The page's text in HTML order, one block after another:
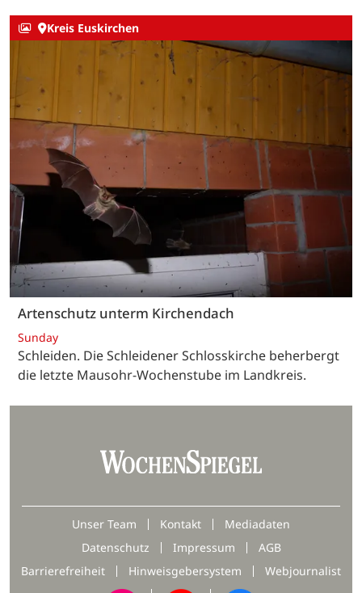
Kreis Euskirchen
Artenschutz unterm Kirchendach
Sunday
Schleiden. Die Schleidener Schlosskirche beherbergt
die letzte Mausohr-Wochenstube im Landkreis.
Unser Team Kontakt
Mediadaten
Datenschutz
Impressum
AGB
Barrierefreiheit
Hinweisgebersystem Webjournalist